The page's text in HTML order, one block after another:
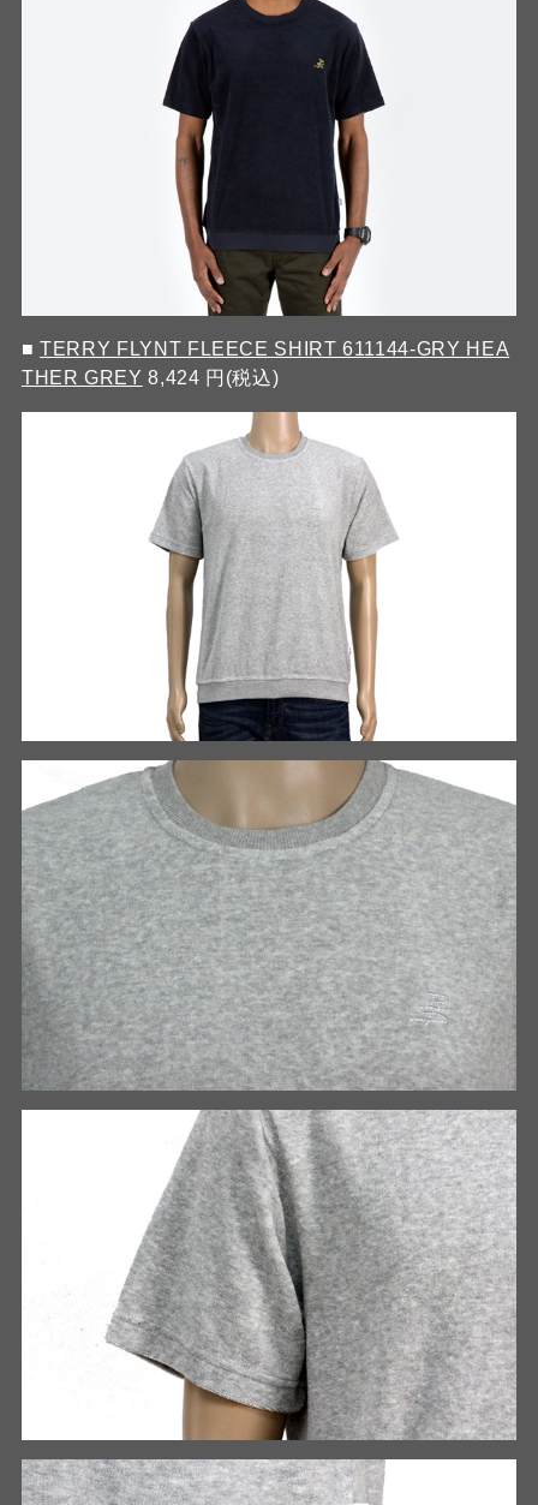
■TERRY FLYNT FLEECE SHIRT 611144-GRY HEA
THER GREY 8,424 円(税込)